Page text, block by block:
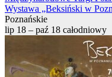
Wystawa „Beksiński w
Poznańskie
lip 18 – paź 18 całodniowy